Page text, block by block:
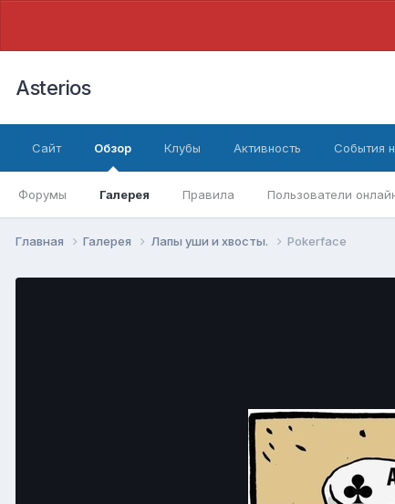
Asterios
Сайт Обзор
Форумы Галерея Правила Пользователи
Клубы Активность События
Главная Галерея Лапы уши и хвосты. Pokerface